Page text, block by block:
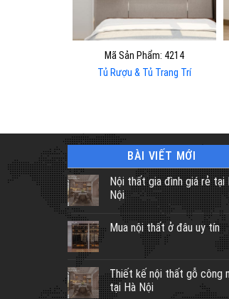
Mã Sản Phẩm: 4214
Tủ Rượu & Tủ Trang Trí
BÀI VIẾT MỚI
Nội thất gia đình giá rẻ tại
Nội
Mua nội thất ở đâu uy tín
Thiết kế nội thất gỗ công
tại Hà Nội